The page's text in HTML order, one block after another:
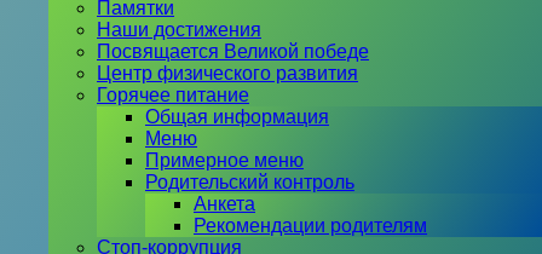
Памятки
Наши достижения
Посвящается Великой победе
Центр физического развития
Горячее питание
Общая информация
Меню
Примерное меню
Родительский контроль
Анкета
Рекомендации родителям
Стоп-коррупция